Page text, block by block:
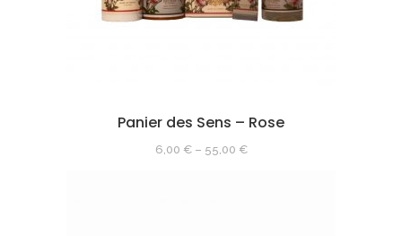
Panier des Sens – Rose
6,00 €– 55,00 €